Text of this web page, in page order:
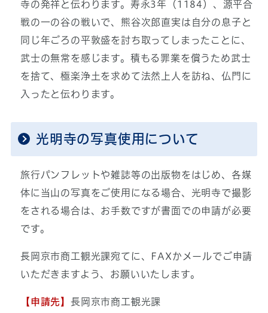
寺の発祥と伝わります。寿永3年（1184）、源平合
戦の一の谷の戦いで、熊谷次郎直実は自分の息子と
同じ年ごろの平敦盛を討ち取ってしまったことに、
武士の無常を感じます。積もる罪業を償うため武士
を捨て、極楽浄土を求めて法然上人を訪ね、仏門に
入ったと伝わります。
光明寺の写真使用について
旅行パンフレットや雑誌等の出版物をはじめ、各媒
体に当山の写真をご使用になる場合、光明寺で撮影
をされる場合は、お手数ですが書面での申請が必要
です。
長岡京市商工観光課宛てに、FAXかメールでご申請
いただきますよう、お願いいたします。
【申請先】 長岡京市商工観光課